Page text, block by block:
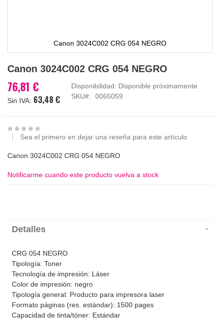
Canon 3024C002 CRG 054 NEGRO
al
de
la
imágenes
Canon 3024C002 CRG 054 NEGRO
76,81 €
63,48 €
Disponibilidad: Disponible próximamente
SKU
0065059
Sea el primero en dejar una reseña para este artículo
Canon 3024C002 CRG 054 NEGRO
Notificarme cuando este producto vuelva a stock
Detalles
CRG 054 NEGRO
Tipología: Toner
Tecnología de impresión: Láser
Color de impresión: negro
Tipología general: Producto para impresora laser
Formato páginas (res. estándar): 1500 pages
Capacidad de tinta/tóner: Estándar